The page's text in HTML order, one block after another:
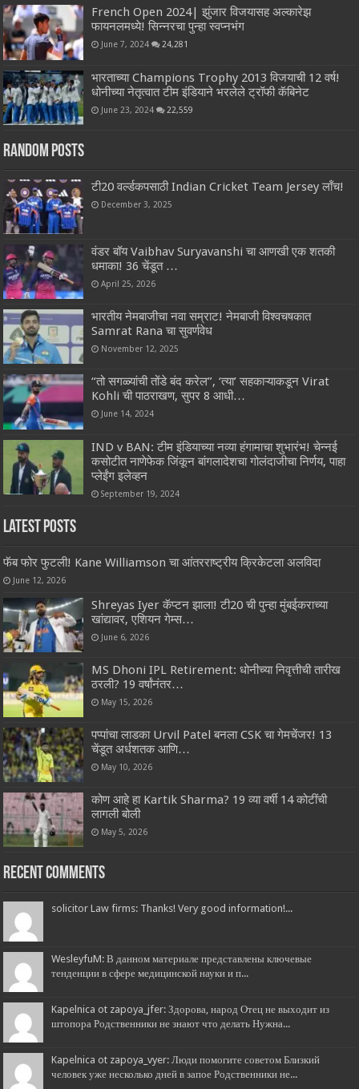
French Open 2024| झुंजार विजयासह अल्कारेझ
फायनलमध्ये! सिन्नरचा पुन्हा स्वप्नभंग
June 7, 2024 24,281
भारताच्या Champions Trophy 2013 विजयाची 12 वर्ष!
धोनीच्या नेतृत्वात टीम इंडियाने भरलेले ट्रॉफी कॅबिनेट
June 23, 2024 22,559
Random Posts
टी20 वर्ल्डकपसाठी Indian Cricket Team Jersey लॉंच!
December 3, 2025
वंडर बॉय Vaibhav Suryavanshi चा आणखी एक शतकी
धमाका! 36 चेंडूत …
April 25, 2026
भारतीय नेमबाजीचा नवा सम्राट! नेमबाजी विश्वचषकात
Samrat Rana चा सुवर्णवेध
November 12, 2025
“तो सगळ्यांची तोंडे बंद करेल”, ‘त्या’ सहकाऱ्याकडून Virat
Kohli ची पाठराखण, सुपर 8 आधी…
June 14, 2024
IND v BAN: टीम इंडियाच्या नव्या हंगामाचा शुभारंभ! चेन्नई
कसोटीत नाणेफेक जिंकून बांगलादेशचा गोलंदाजीचा निर्णय, पाहा
प्लेईंग इलेव्हन
September 19, 2024
Latest Posts
फॅब फोर फुटली! Kane Williamson चा आंतरराष्ट्रीय क्रिकेटला अलविदा
June 12, 2026
Shreyas Iyer कॅप्टन झाला! टी20 ची पुन्हा मुंबईकराच्या
खांद्यावर, एशियन गेम्स…
June 6, 2026
MS Dhoni IPL Retirement: धोनीच्या निवृत्तीची तारीख
ठरली? 19 वर्षांनंतर…
May 15, 2026
पप्पांचा लाडका Urvil Patel बनला CSK चा गेमचेंजर! 13
चेंडूत अर्धशतक आणि…
May 10, 2026
कोण आहे हा Kartik Sharma? 19 व्या वर्षी 14 कोटींची
लागली बोली
May 5, 2026
Recent Comments
solicitor Law firms: Thanks! Very good information!...
WesleyfuM: В данном материале представлены ключевые
тенденции в сфере медицинской науки и п...
Kapelnica ot zapoya_jfer: Здорова, народ Отец не выходит из
штопора Родственники не знают что делать Нужна...
Kapelnica ot zapoya_vyer: Люди помогите советом Близкий
человек уже несколько дней в запое Родственники не...